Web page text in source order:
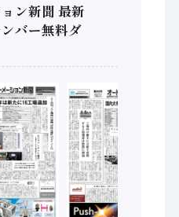
ン新聞 最新
バー無料ダ